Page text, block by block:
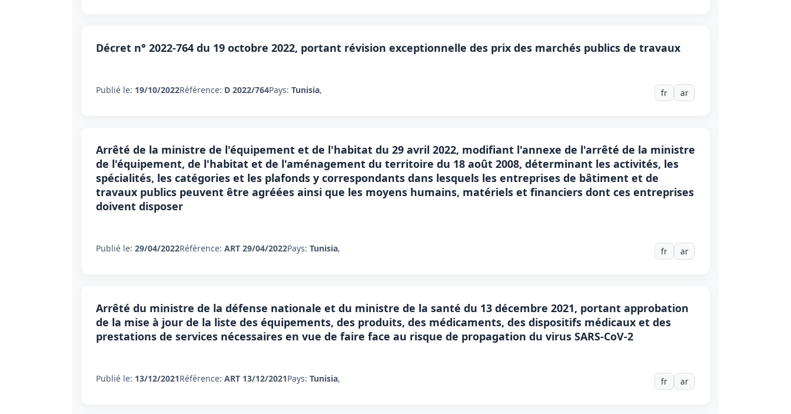
Décret n° 2022-764 du 19 octobre 2022, portant révision exceptionnelle des prix des marchés publics de travaux
Publié le: 19/10/2022Référence: D 2022/764Pays: Tunisia, fr ar
Arrêté de la ministre de l'équipement et de l'habitat du 29 avril 2022, modifiant l'annexe de l'arrêté de la ministre
de l'équipement, de l'habitat et de l'aménagement du territoire du 18 août 2008, déterminant les activités, les
spécialités, les catégories et les plafonds y correspondants dans lesquels les entreprises de bâtiment et de
travaux publics peuvent être agréées ainsi que les moyens humains, matériels et financiers dont ces entreprises
doivent disposer
Publié le: 29/04/2022Référence: ART 29/04/2022Pays: Tunisia, fr ar
Arrêté du ministre de la défense nationale et du ministre de la santé du 13 décembre 2021, portant approbation
de la mise à jour de la liste des équipements, des produits, des médicaments, des dispositifs médicaux et des
prestations de services nécessaires en vue de faire face au risque de propagation du virus SARS-CoV-2
Publié le: 13/12/2021Référence: ART 13/12/2021Pays: Tunisia, fr ar